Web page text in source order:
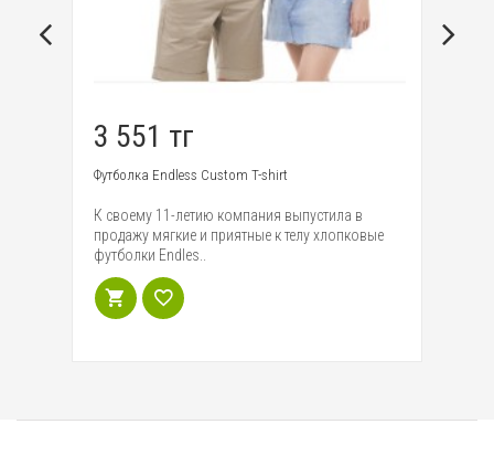
3 551 тг
Футболка Endless Custom T-shirt
К своему 11-летию компания выпустила в
продажу мягкие и приятные к телу хлопковые
футболки Endles..